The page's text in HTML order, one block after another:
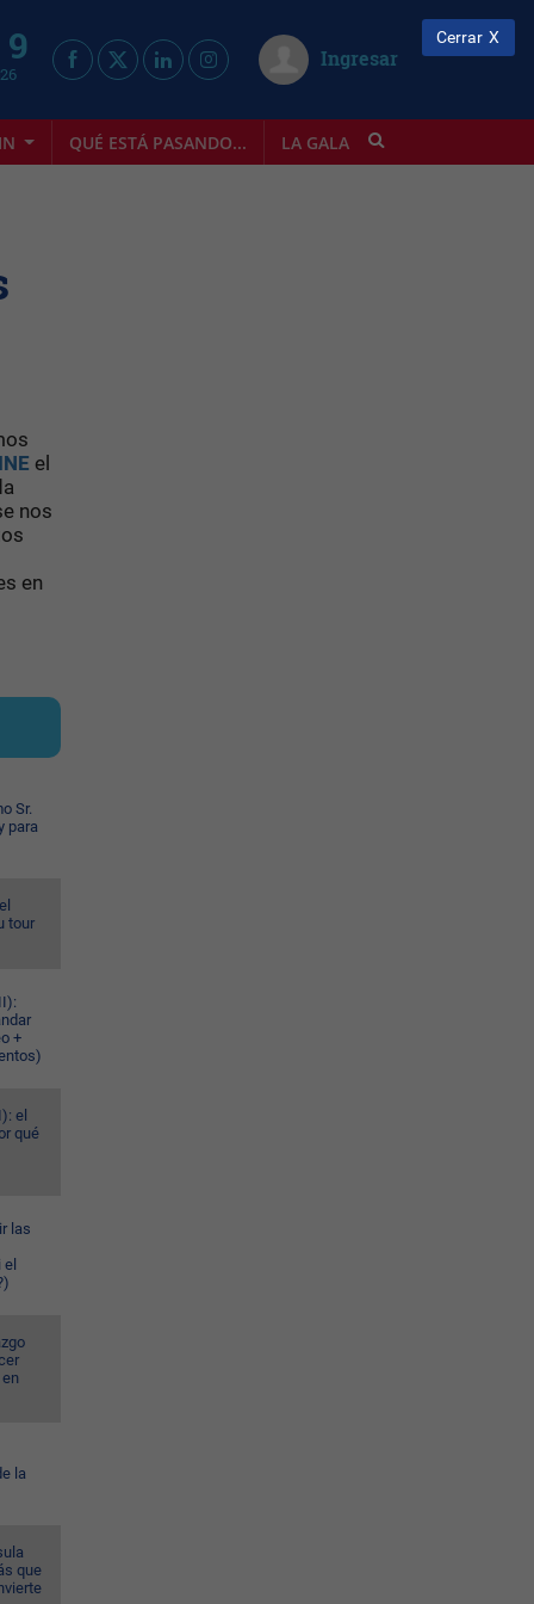
Ingresar
QUÉ ESTÁ PASANDO... LA GALA INFOSTYLE
INE el
nos
en
Sr.
para
tour
+
el
qué
las
la
que
Cerrar